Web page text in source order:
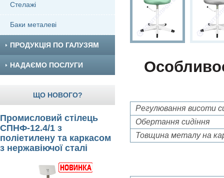
Стелажі
Баки металеві
ПРОДУКЦІЯ ПО ГАЛУЗЯМ
НАДАЄМО ПОСЛУГИ
ЩО НОВОГО?
Промисловий стілець
СПНФ-12.4/1 з
поліетилену та каркасом
з нержавіючої сталі
Регулювання висоти
Обертання сидіння
Товщина металу на